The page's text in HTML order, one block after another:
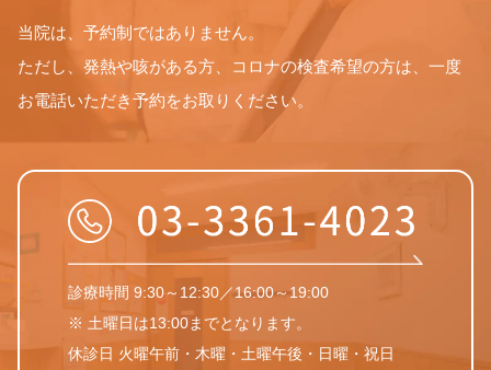
当院は、予約制ではありません。
ただし、発熱や咳がある方、コロナの検査希望の方は、一度
お電話いただき予約をお取りください。
診療時間 9:30～12:30／16:00～19:00
※ 土曜日は13:00までとなります。
休診日 火曜午前・木曜・土曜午後・日曜・祝日